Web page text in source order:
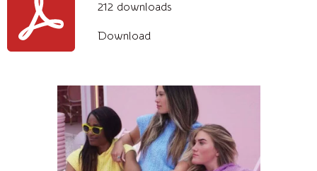
212 downloads
Download